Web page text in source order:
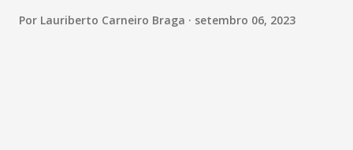
Por Lauriberto Carneiro Braga setembro 06, 2023